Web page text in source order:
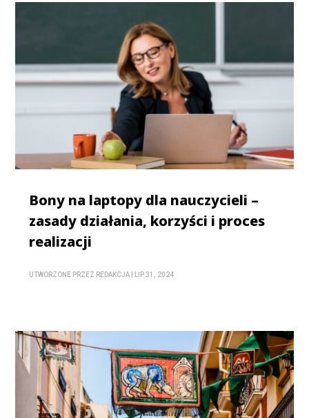
Bony na laptopy dla nauczycieli –
zasady działania, korzyści i proces
realizacji
UTWORZONE PRZEZ REDAKCJA LIP 31, 2024